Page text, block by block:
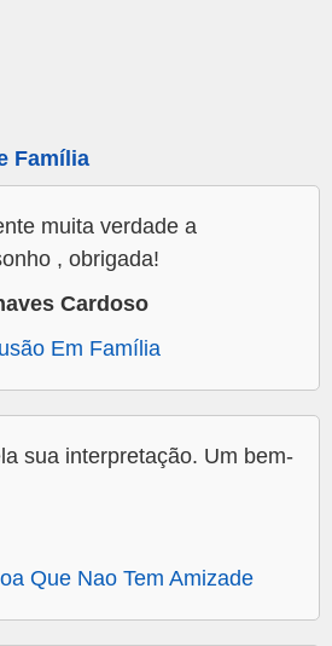
Família
muita verdade a
, obrigada!
Cardoso
Em Família
sua interpretação. Um bem-
Que Nao Tem Amizade